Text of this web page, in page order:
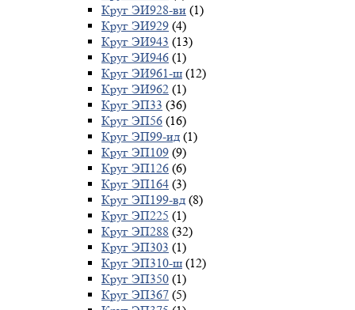
Круг ЭИ928-ви (1)
Круг ЭИ929 (4)
Круг ЭИ943 (13)
Круг ЭИ946 (1)
Круг ЭИ961-ш (12)
Круг ЭИ962 (1)
Круг ЭП33 (36)
Круг ЭП56 (16)
Круг ЭП99-ид (1)
Круг ЭП109 (9)
Круг ЭП126 (6)
Круг ЭП164 (3)
Круг ЭП199-вд (8)
Круг ЭП225 (1)
Круг ЭП288 (32)
Круг ЭП303 (1)
Круг ЭП310-ш (12)
Круг ЭП350 (1)
Круг ЭП367 (5)